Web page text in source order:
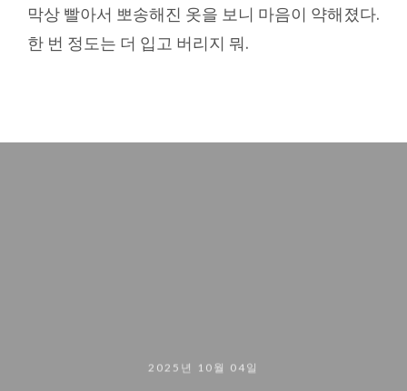
막상 빨아서 뽀송해진 옷을 보니 마음이 약해졌다.
한 번 정도는 더 입고 버리지 뭐.
2025년 10월 04일